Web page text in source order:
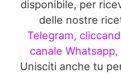
disponibile, per
delle nostre
Telegram,
canale
Unisciti anche tu